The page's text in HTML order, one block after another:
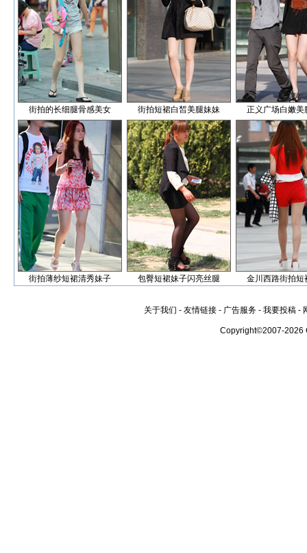
街拍的长细腿骨感美女 街拍短裙白皙美腿妹妹 正义广场白嫩美
街拍薄纱短裙清秀妹子 包臀短裙妹子闪亮丝腿 金川西路街拍短
关于我们 - 友情链接 - 广告服务 - 我要投稿 -
Copyright©2007-2026